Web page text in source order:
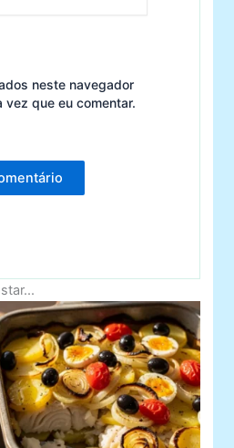
neste navegador
vez que eu comentar.